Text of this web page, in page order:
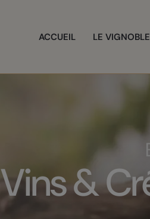
ACCUEIL LE VIGNOBLE
Vins &